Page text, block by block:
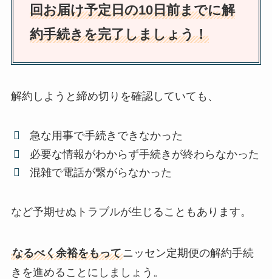
回お届け予定日の10日前までに解
約手続きを完了しましょう！
解約しようと締め切りを確認していても、
急な用事で手続きできなかった
必要な情報がわからず手続きが終わらなかった
混雑で電話が繋がらなかった
など予期せぬトラブルが生じることもあります。
なるべく余裕をもってニッセン定期便の解約手続
きを進めることにしましょう。